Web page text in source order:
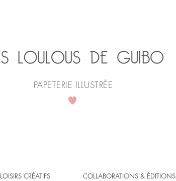
PAPETERIE ILLUSTRÉE
LOISIRS CRÉATIFS COLLABORATIONS & ÉDITIONS